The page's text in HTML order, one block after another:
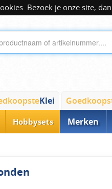
Bezoek je onze site,
Klei
Hobbysets Merken